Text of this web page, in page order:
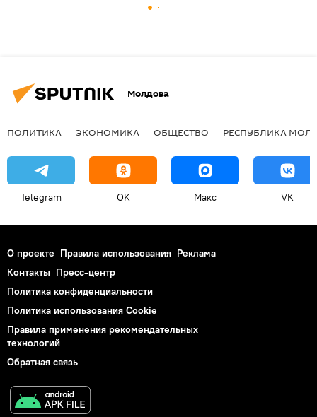
Молдова
ПОЛИТИКА ЭКОНОМИКА ОБЩЕСТВО РЕСПУБЛИКА
Telegram OK Макс VK
О проекте Правила использования Реклама
Контакты Пресс-центр
Политика конфиденциальности
Политика использования Cookie
Правила применения рекомендательных
технологий
Обратная связь